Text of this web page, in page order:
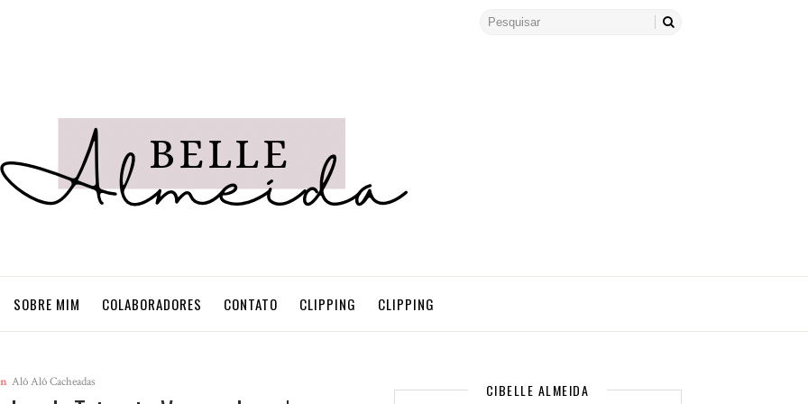
SOBRE MIM COLABORADORES CONTATO CLIPPING CLIPPING
Alô Alô Cacheadas CIBELLE ALMEIDA